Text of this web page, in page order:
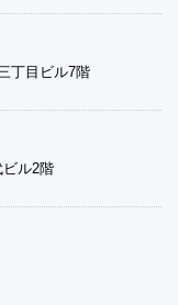
丁目ビル7階
ル2階